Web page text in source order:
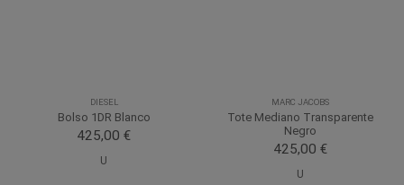
DIESEL
Bolso 1DR Blanco
425,00 €
U
MARC JACOBS
Tote Mediano Transparente
Negro
425,00 €
U